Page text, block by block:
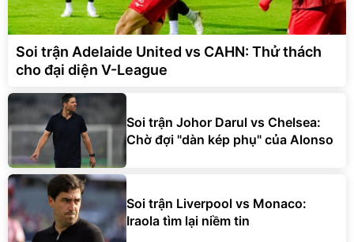
Soi trận Adelaide United vs CAHN: Thử thách
cho đại diện V-League
Soi trận Johor Darul vs Chelsea:
Chờ đợi "dàn kép phụ" của Alonso
Soi trận Liverpool vs Monaco:
Iraola tìm lại niềm tin